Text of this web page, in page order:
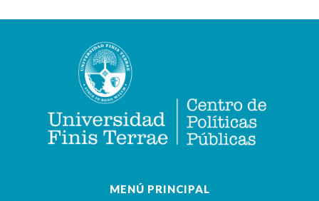
MENÚ PRINCIPAL